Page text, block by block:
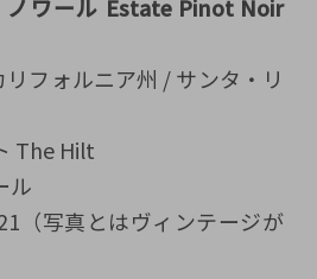
ノワール Estate Pinot Noir
フォルニア州 / サンタ・リ
The Hilt
ル
（写真とはヴィンテージが